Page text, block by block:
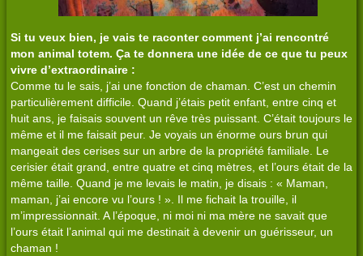
Si tu veux bien, je vais te raconter comment j’ai rencontré
mon animal totem. Ça te donnera une idée de ce que tu peux
vivre d’extraordinaire :
Comme tu le sais, j’ai une fonction de chaman. C’est un chemin
particulièrement difficile. Quand j’étais petit enfant, entre cinq et
huit ans, je faisais souvent un rêve très puissant. C’était toujours le
même et il me faisait peur. Je voyais un énorme ours brun qui
mangeait des cerises sur un arbre de la propriété familiale. Le
cerisier était grand, entre quatre et cinq mètres, et l’ours était de la
même taille. Quand je me levais le matin, je disais : « Maman,
maman, j’ai encore vu l’ours ! ». Il me fichait la trouille, il
m’impressionnait. A l’époque, ni moi ni ma mère ne savait que
l’ours était l’animal qui me destinait à devenir un guérisseur, un
chaman !